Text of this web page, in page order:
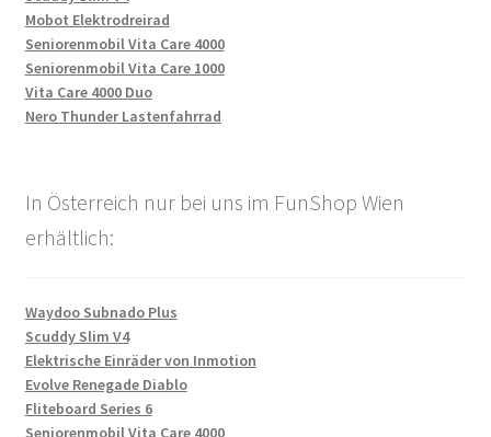
Mobot Elektrodreirad
Seniorenmobil Vita Care 4000
Seniorenmobil Vita Care 1000
Vita Care 4000 Duo
Nero Thunder Lastenfahrrad
In Österreich nur bei uns im FunShop Wien
erhältlich:
Waydoo Subnado Plus
Scuddy Slim V4
Elektrische Einräder von Inmotion
Evolve Renegade Diablo
Fliteboard Series 6
Seniorenmobil Vita Care 4000